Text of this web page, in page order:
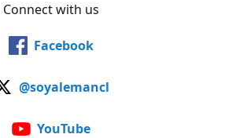
Connect with us
Facebook
@soyalemancl
YouTube